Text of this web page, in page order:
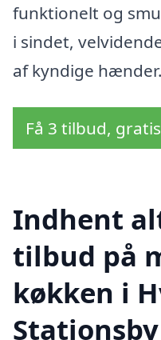
funktionelt og
i sindet,
af kyndige hænder.
Få 3 tilbud,
Indhent
tilbud på
køkken i
Stationsby